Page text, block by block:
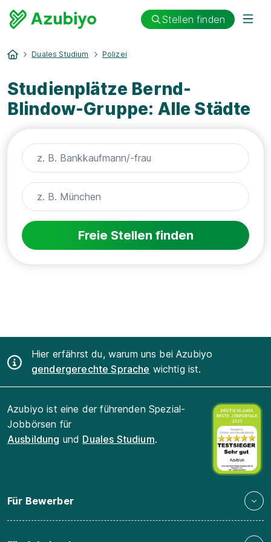
Stellen finden
Duales Studium Polizei
Studienplätze Bernd-
Blindow-Gruppe: Alle Städte
Freie Stellen finden
Hier erfährst du, warum uns bei Azubiyo
gendergerechte Sprache wichtig ist.
Azubiyo ist eine der führenden Spezial-
Jobbörsen für
Ausbildung und Duales Studium.
Für Bewerber